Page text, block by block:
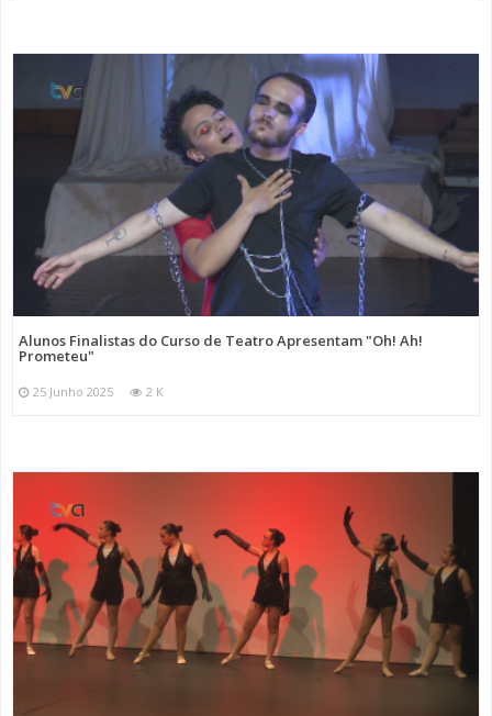
Alunos Finalistas do Curso de Teatro Apresentam "Oh! Ah!
Prometeu"
25 Junho 2025 2 K